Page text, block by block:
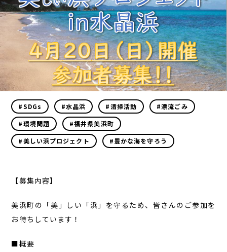
#SDGs #水晶浜 #清掃活動
#漂流ごみ
#環境問題
#福井県美浜町
#美しい浜プロジェクト
#豊かな海を守ろう
【募集内容】
美浜町の「美」しい「浜」を守るため、皆さんのご参加を
お待ちしています！
■概要